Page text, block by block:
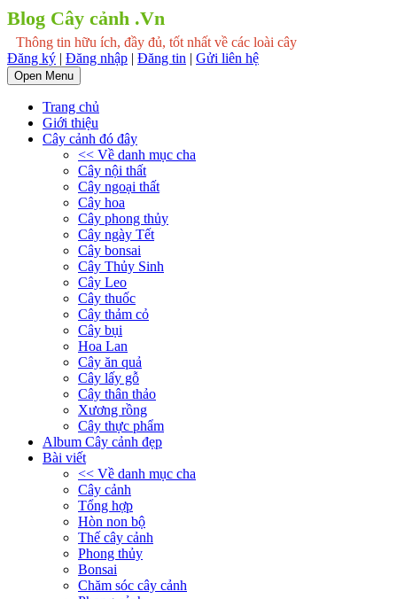
Blog Cây cảnh .Vn
Thông tin hữu ích, đầy đủ, tốt nhất về các loài cây
Đăng ký | Đăng nhập | Đăng tin | Gửi liên hệ
Open Menu
Trang chủ
Giới thiệu
Cây cảnh đó đây
<< Về danh mục cha
Cây nội thất
Cây ngoại thất
Cây hoa
Cây phong thủy
Cây ngày Tết
Cây bonsai
Cây Thủy Sinh
Cây Leo
Cây thuốc
Cây thảm cỏ
Cây bụi
Hoa Lan
Cây ăn quả
Cây lấy gỗ
Cây thân thảo
Xương rồng
Cây thực phẩm
Album Cây cảnh đẹp
Bài viết
<< Về danh mục cha
Cây cảnh
Tổng hợp
Hòn non bộ
Thế cây cảnh
Phong thủy
Bonsai
Chăm sóc cây cảnh